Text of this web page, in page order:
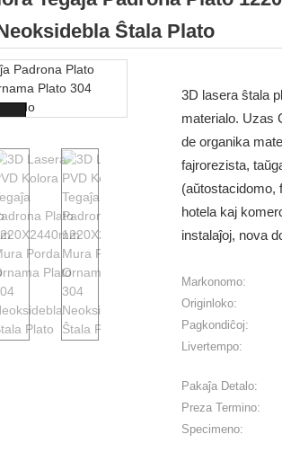
Ŝtala Plato
3D lasera ŝtala
materialo. Uzas
de organika
fajrorezista,
(aŭtostacidomo,
hotela kaj
instalaĵoj, nova
Markonomo:
Originloko:
Pagkondiĉoj:
Livertempo:
Pakaĵa Detalo:
Preza Termino:
Specimeno: